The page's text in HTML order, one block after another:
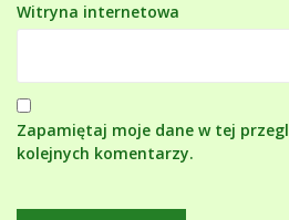
Witryna internetowa
Zapamiętaj moje dane w tej
kolejnych komentarzy.